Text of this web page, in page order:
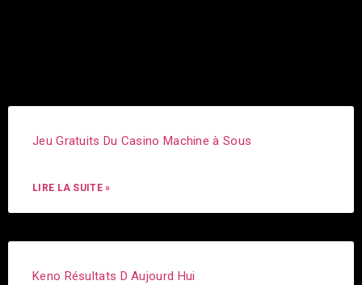
Jeu Gratuits Du Casino Machine à Sous
LIRE LA SUITE »
Keno Résultats D Aujourd Hui